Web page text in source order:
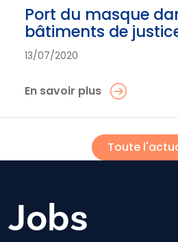
Port du masque
bâtiments de
13/07/2020
En savoir plus
Toute
Jobs